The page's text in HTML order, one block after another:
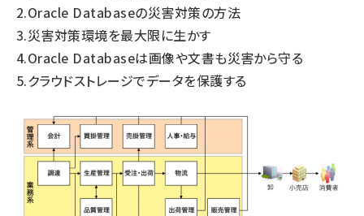
2.Oracle Databaseの災害対策の方法
3.災害対策環境を最大限に生かす
4.Oracle Databaseは画像や文書も災害から守る
5.クラウドストレージでデータを保護する